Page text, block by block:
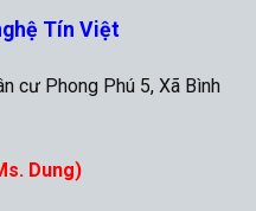
Tín Việt
cư Phong Phú 5, Xã Bình
Dung)